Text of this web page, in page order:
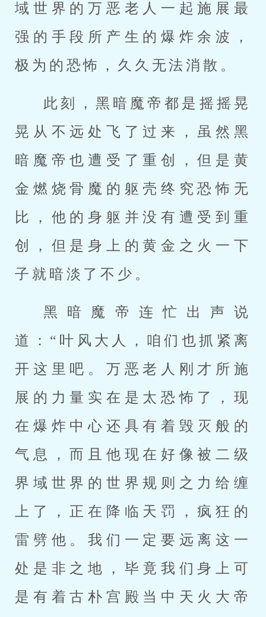
域世界的万恶老人一起施展最
强的手段所产生的爆炸余波，
极为的恐怖，久久无法消散。
此刻，黑暗魔帝都是摇摇晃
晃从不远处飞了过来，虽然黑
暗魔帝也遭受了重创，但是黄
金燃烧骨魔的躯壳终究恐怖无
比，他的身躯并没有遭受到重
创，但是身上的黄金之火一下
子就暗淡了不少。
黑暗魔帝连忙出声说
道：“叶风大人，咱们也抓紧离
开这里吧。万恶老人刚才所施
展的力量实在是太恐怖了，现
在爆炸中心还具有着毁灭般的
气息，而且他现在好像被二级
界域世界的世界规则之力给缠
上了，正在降临天罚，疯狂的
雷劈他。我们一定要远离这一
处是非之地，毕竟我们身上可
是有着古朴宫殿当中天火大帝